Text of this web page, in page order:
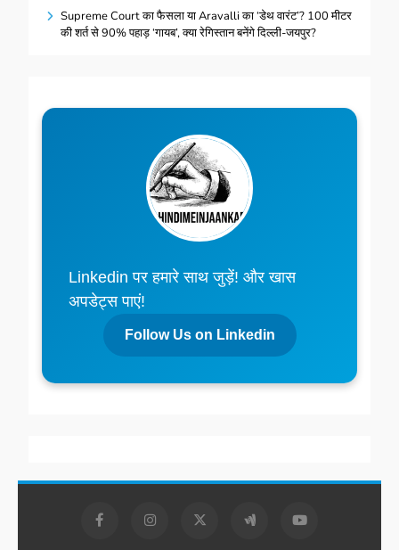
Supreme Court का फैसला या Aravalli का ‘डेथ वारंट’? 100 मीटर
की शर्त से 90% पहाड़ ‘गायब’, क्या रेगिस्तान बनेंगे दिल्ली-जयपुर?
Linkedin पर हमारे साथ जुड़ें! और खास
अपडेट्स पाएं!
Follow Us on Linkedin